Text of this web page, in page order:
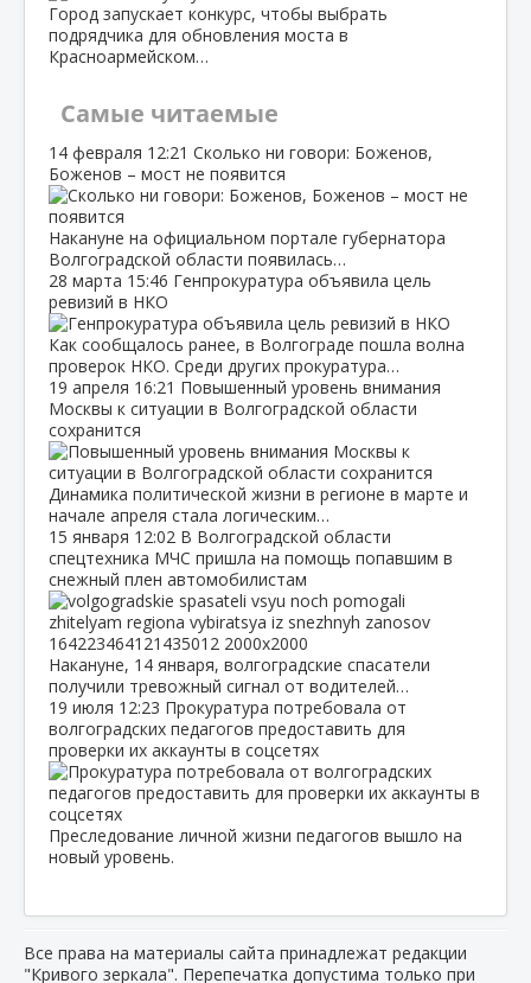
Город запускает конкурс, чтобы выбрать
подрядчика для обновления моста в
Красноармейском…
Самые читаемые
14 февраля 12:21 Сколько ни говори: Боженов,
Боженов – мост не появится
Накануне на официальном портале губернатора
Волгоградской области появилась…
28 марта 15:46 Генпрокуратура объявила цель
ревизий в НКО
Как сообщалось ранее, в Волгограде пошла волна
проверок НКО. Среди других прокуратура…
19 апреля 16:21 Повышенный уровень внимания
Москвы к ситуации в Волгоградской области
сохранится
Динамика политической жизни в регионе в марте и
начале апреля стала логическим…
15 января 12:02 В Волгоградской области
спецтехника МЧС пришла на помощь попавшим в
снежный плен автомобилистам
Накануне, 14 января, волгоградские спасатели
получили тревожный сигнал от водителей…
19 июля 12:23 Прокуратура потребовала от
волгоградских педагогов предоставить для
проверки их аккаунты в соцсетях
Преследование личной жизни педагогов вышло на
новый уровень.
Все права на материалы сайта принадлежат редакции
"Кривого зеркала". Перепечатка допустима только при